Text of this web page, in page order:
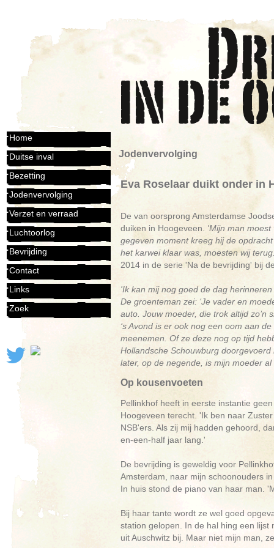
Home
Duitse inval
Bezetting
Jodenvervolging
Verzet en verraad
Luchtoorlog
Bevrijding
Contact
Links
Zoek
Jodenvervolging
Eva Roselaar duikt onder in
De van oorsprong Amsterdamse
duiken in Hoogeveen. 'Mijn man
gegeven moment kreeg hij de
het karwei klaar was, moesten wij
2014 in de serie 'Na de bevrijding' bij
'Ik kan mij nog goed de dag
De groenteman zei: ‘Je vader en
auto. Jouw moeder, die trok altijd zo’n
‘s Avond is er ook nog een oom aan
meenemen. Of ze deze nog op tijd
Hollandsche Schouwburg
later, op de negende, is mijn moeder
Op kousenvoeten
Pellinkhof heeft in eerste instantie
Hoogeveen terecht. 'Ik ben naar
NSB'ers. Als zij mij hadden gehoord,
en-een-half jaar lang.'
De bevrijding is geweldig voor
Amsterdam, naar mijn schoonouders
In huis stond de piano van haar man.
Bij haar tante wordt ze wel goed
station gelopen. In de hal hing een
uit Auschwitz bij. Maar niet mijn man,